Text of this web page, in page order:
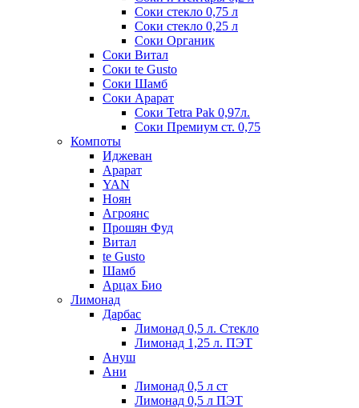
Соки стекло 0,75 л
Соки стекло 0,25 л
Соки Органик
Соки Витал
Соки te Gusto
Соки Шамб
Соки Арарат
Соки Tetra Pak 0,97л.
Соки Премиум ст. 0,75
Компоты
Иджеван
Арарат
YAN
Ноян
Агроянс
Прошян Фуд
Витал
te Gusto
Шамб
Арцах Био
Лимонад
Дарбас
Лимонад 0,5 л. Стекло
Лимонад 1,25 л. ПЭТ
Ануш
Ани
Лимонад 0,5 л ст
Лимонад 0,5 л ПЭТ